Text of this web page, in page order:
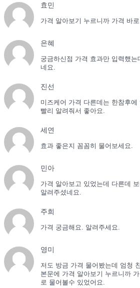
효민
가격 알아보기 누르니까 가격 바로
은혜
궁금하신점 가격 효과만 입력했는
네요.
진선
미즈케어 가격 다른데는 한참후에
빨리 알려줘서 좋아요.
세연
효과 좋은지 꼼꼼히 물어보세요.
민아
가격 알아보고 있었는데 다른데
알려주셨네요.
주희
가격 궁금해요. 알려주세요.
영미
저도 방금 가격 물어봤는데 엄청
본문에 가격 알아보기 누르니까
로 물어볼수 있었어요.